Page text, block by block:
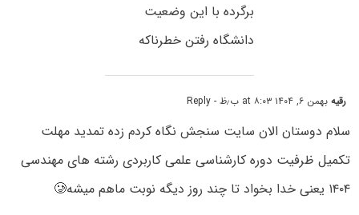
برگرده با این وضعیت
دانشگاه رفتن خطرناکه
رقیهبهمن ۶, ۱۴۰۴ at ۸:۰۳ ب٫ظ - Reply
سلام دوستان الان سایت سنجش نگاه کردم زده تمدید مهلت
تکمیل ظرفیت دوره کارشناسی علمی کاربردی رشته های مهندسی
۱۴۰۴ یعنی خدا بخواد تا چند روز دیگه نوبت ماهم میشه🥲